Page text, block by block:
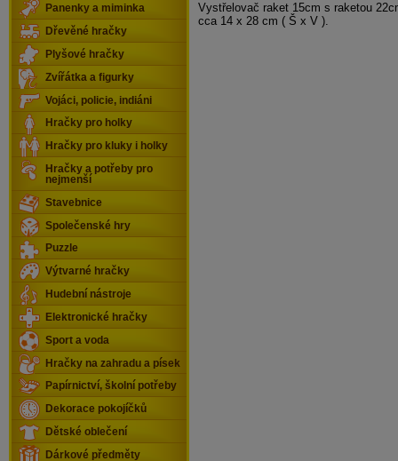
Vystřelovač raket 15cm s raketou
cca 14 x 28 cm ( Š x V ).
Panenky a miminka
Dřevěné hračky
Plyšové hračky
Zvířátka a figurky
Vojáci, policie, indiáni
Hračky pro holky
Hračky pro kluky i holky
Hračky a potřeby pro
nejmenší
Stavebnice
Společenské hry
Puzzle
Výtvarné hračky
Hudební nástroje
Elektronické hračky
Sport a voda
Hračky na zahradu a písek
Papírnictví, školní potřeby
Dekorace pokojíčků
Dětské oblečení
Dárkové předměty